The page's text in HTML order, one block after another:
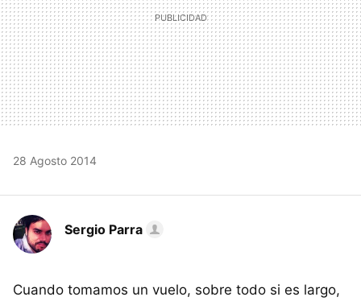
28 Agosto 2014
Sergio Parra
Cuando tomamos un vuelo, sobre todo si es largo,